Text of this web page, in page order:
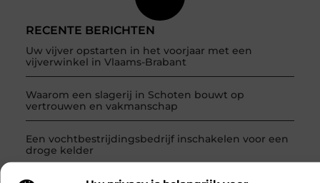
RECENTE BERICHTEN
Uw vijver opstarten in het voorjaar met een
vijverwinkel in Vlaams-Brabant
Waarom een slagerij in Schoten bouwt op
vertrouwen en vakmanschap
Een vochtbestrijdingsbedrijf inschakelen voor een
droge kelder